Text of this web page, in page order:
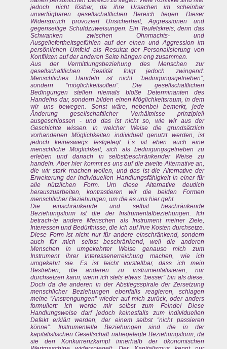
jedoch nicht lösbar, da ihre Ursachen im scheinbar
unverfügbaren gesellschaftlichen Bereich liegen. Dieser
Widerspruch provoziert Unsicherheit, Aggressionen und
gegenseitige Schuldzuweisungen. Ein Teufelskreis, denn das
Schwanken zwischen Ohnmachts- und
Ausgeliefertheitsgefühlen auf der einen und Aggression im
persönlichen Umfeld als Resultat der Personalisierung von
Konflikten auf der anderen Seite hängen eng zusammen.
Aus der Vermittlungsbeziehung des Menschen zur
gesellschaftlichen Realität folgt jedoch zwingend:
Menschliches Handeln ist nicht “bedingungsgetrieben”,
sondern “möglichkeitsoffen”. Die gesellschaftlichen
Bedingungen stellen niemals bloße Determinanten des
Handelns dar, sondern bilden einen Möglichkeitsraum, in dem
wir uns bewegen. Sonst wäre, nebenbei bemerkt, jede
Änderung gesellschaftlicher Verhältnisse prinzipiell
ausgeschlossen - und das ist nicht so, wie wir aus der
Geschichte wissen. In welcher Weise die grundsätzlich
vorhandenen Möglichkeiten individuell genutzt werden, ist
jedoch keineswegs festgelegt. Es ist eben auch eine
menschliche Möglichkeit, sich als bedingungsgetrieben zu
erleben und danach in selbstbeschränkender Weise zu
handeln. Aber hier kommt es uns auf die zweite Alternative an,
die wir stark machen wollen, und das ist die Alternative der
Erweiterung der individuellen Handlungsfähigkeit in einer für
alle nützlichen Form. Um diese Alternative deutlich
herauszuarbeiten, kontrastieren wir die beiden Formen
menschlicher Beziehungen, um die es uns hier geht.
Die einschränkende und selbst beschränkende
Beziehungsform ist die der Instrumentalbeziehungen. Ich
betrach-te andere Menschen als Instrument meiner Ziele,
Interessen und Bedürfnisse, die ich auf ihre Kosten durchsetze.
Diese Form ist nicht nur für andere einschränkend, sondern
auch für mich selbst beschränkend, weil die anderen
Menschen in umgekehrter Weise genauso mich zum
Instrument ihrer Interessenerreichung machen, wie ich
umgekehrt sie. Es ist leicht vorstellbar, dass ich mein
Bestreben, die anderen zu instrumentalisieren, nur
durchsetzen kann, wenn ich stets etwas “besser” bin als diese.
Doch da die anderen in der Abstiegsspirale der Zersetzung
menschlicher Beziehungen ebenfalls reagieren, schlagen
meine “Anstrengungen” wieder auf mich zurück, oder anders
formuliert: Ich werde mir selbst zum Feinde! Diese
Handlungsweise darf jedoch keinesfalls zum individuellen
Defekt erklärt werden, der einem selbst “nicht passieren
könne”: Instrumentelle Beziehungen sind die in der
kapitalistischen Gesellschaft nahegelegte Beziehungsform, da
sie den Konkurrenzkampf innerhalb der ökonomischen